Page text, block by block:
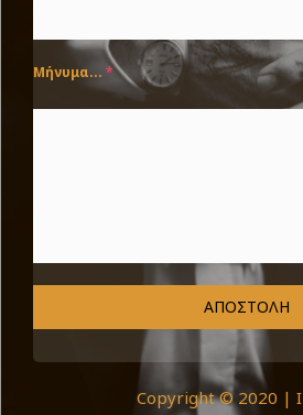
Μήνυμα... *
ΑΠΟΣΤΟΛΉ
Copyright © 2020 |